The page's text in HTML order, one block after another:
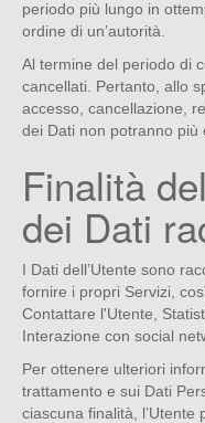
periodo più lungo in
ordine di un’autorità.
Al termine del periodo di
cancellati. Pertanto, allo
accesso, cancellazione,
dei Dati non potranno più
Finalità
dei Dati
I Dati dell’Utente sono
fornire i propri Servizi,
Contattare l'Utente,
Interazione con social
Per ottenere ulteriori
trattamento e sui Dati
ciascuna finalità,